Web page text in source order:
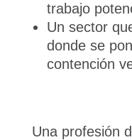
trabajo
Un sector
donde se
contención
Una profesión